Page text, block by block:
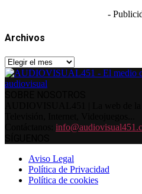
-
Archivos
Archivos
Aviso Legal
Política de Privacidad
Política de cookies